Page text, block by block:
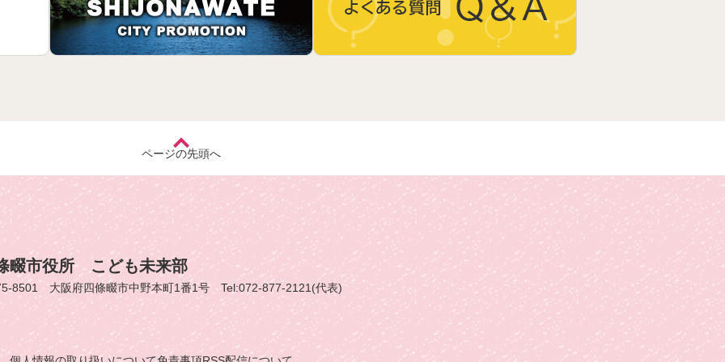
ページの先頭へ
畷市役所 こども未来部
8501 大阪府四條畷市中野本町1番1号 Tel:072-877-2121(代表)